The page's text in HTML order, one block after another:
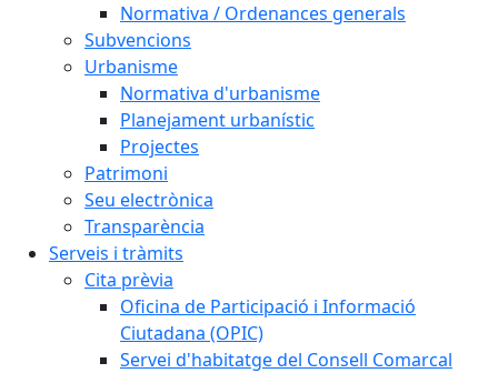
Normativa / Ordenances generals
Subvencions
Urbanisme
Normativa d'urbanisme
Planejament urbanístic
Projectes
Patrimoni
Seu electrònica
Transparència
Serveis i tràmits
Cita prèvia
Oficina de Participació i Informació
Ciutadana (OPIC)
Servei d'habitatge del Consell Comarcal